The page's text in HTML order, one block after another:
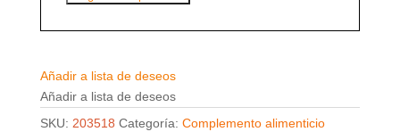
Añadir a lista de deseos
Añadir a lista de deseos
SKU: 203518 Categoría: Complemento alimenticio